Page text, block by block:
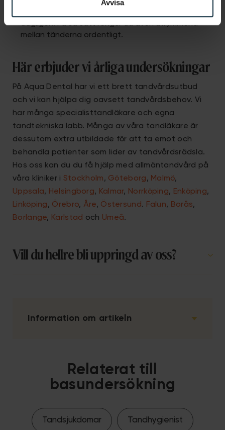
Avvisa
dagligen. På så sätt rengör du även utrymmena
mellan tänderna ordentligt.
Här erbjuder vi årliga undersökningar
På Aqua Dental har vi ett brett tandvårdsutbud
och vi kan hjälpa dig oavsett tandvårdsbehov. Vi
har många specialisttandläkare och egna
tandtekniska labb. Många av våra tandläkare är
dessutom extra utbildade för att ta emot och
behandla patienter som lider av tandvårdsrädsla.
Hos oss kan du du få hjälp med allmäntandvård på
våra kliniker i Stockholm, Göteborg, Malmö,
Uppsala, Helsingborg, Kalmar, Norrköping, Enköping,
Linköping, Örebro, Åre, Östersund. Falun, Borås,
Borlänge, Karlstad och Umeå.
Vill du hellre bli uppringd av oss?
Information om artikeln
Relaterat till
basundersökning
Tandsjukdomar Tandhygienist